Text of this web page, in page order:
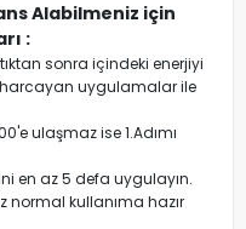
Alabilmeniz için
:
sonra içindeki enerjiyi
harcayan uygulamalar ile
ulaşmaz ise 1.Adımı
en az 5 defa uygulayın.
normal kullanıma hazır